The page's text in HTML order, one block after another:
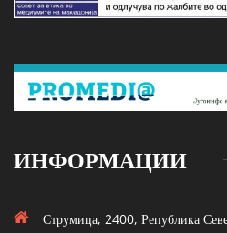
ИНФОРМАЦИИ
Струмица, 2400, Република